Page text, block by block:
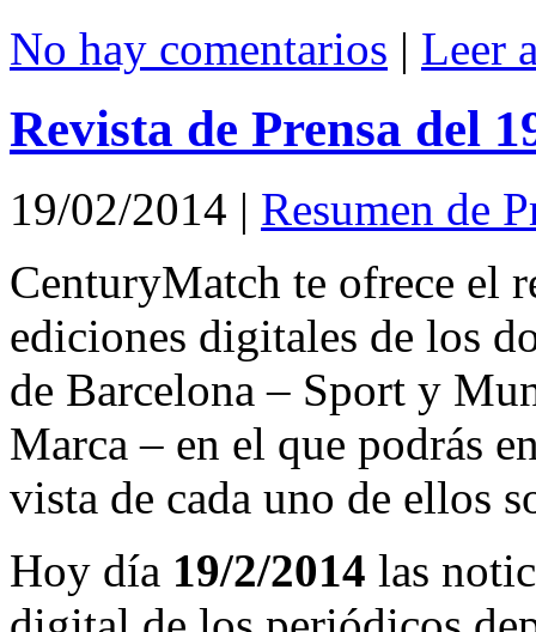
No hay comentarios | Leer
Revista de Prensa del
19/02/2014 | Resumen de
CenturyMatch te ofrece el
ediciones digitales de los
de Barcelona – Sport y
Marca – en el que podrás
vista de cada uno de ellos
Hoy día 19/2/2014 las